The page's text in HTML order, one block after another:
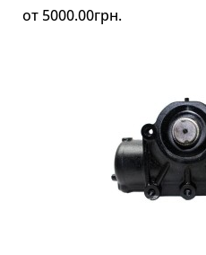
от 5000.00грн.